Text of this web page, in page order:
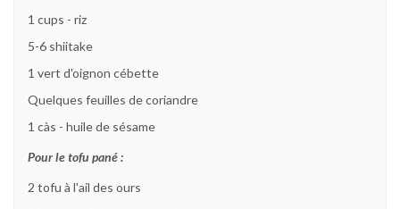
1 cups - riz
5-6 shiitake
1 vert d'oignon cébette
Quelques feuilles de coriandre
1 càs - huile de sésame
Pour le tofu pané :
2 tofu à l'ail des ours